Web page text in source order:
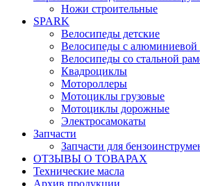
Ножи строительные
SPARK
Велосипеды детские
Велосипеды с алюминиевой
Велосипеды со стальной
Квадроциклы
Мотороллеры
Мотоциклы грузовые
Мотоциклы дорожные
Электросамокаты
Запчасти
Запчасти для
ОТЗЫВЫ О ТОВАРАХ
Технические масла
Архив продукции